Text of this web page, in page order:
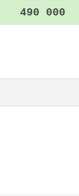
490 000